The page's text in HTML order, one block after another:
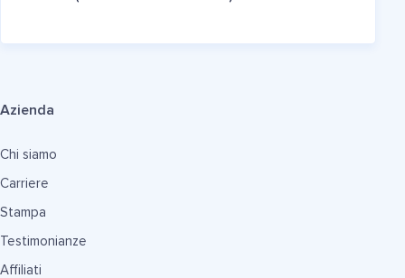
Azienda
Chi siamo
Carriere
Stampa
Testimonianze
Affiliati